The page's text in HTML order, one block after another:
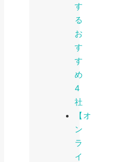
す
る
お
す
す
め
4
社
【オ
ン
ラ
イ